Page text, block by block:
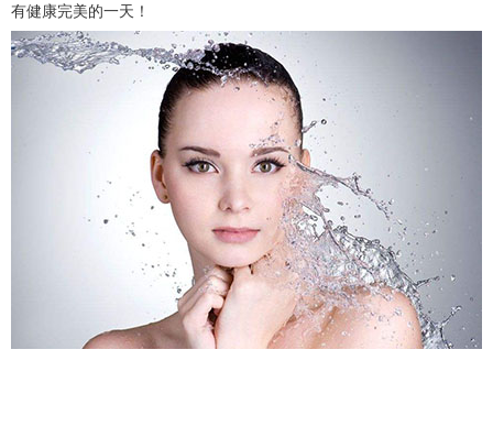
有健康完美的一天！